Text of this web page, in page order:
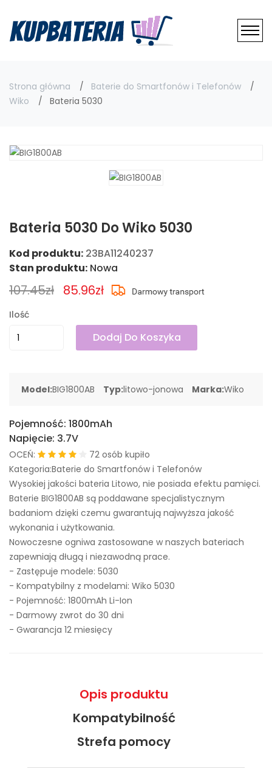
Strona główna
Baterie do Smartfonów i Telefonów
Wiko
Bateria 5030
Bateria 5030 Do Wiko 5030
Kod produktu: 23BA11240237
Stan produktu: Nowa
107.45zł 85.96zł
Ilość
Dodaj Do Koszyka
Model:BIG1800AB Typ:litowo-jonowa Marka:Wiko
Pojemność: 1800mAh
Napięcie: 3.7V
OCEŃ:
72 osób kupiło
Kategoria:Baterie do Smartfonów i Telefonów
Wysokiej jakości bateria Litowo, nie posiada efektu pamięci.
Baterie BIG1800AB są poddawane specjalistycznym
badaniom dzięki czemu gwarantują najwyższa jakość
wykonania i użytkowania.
Nowoczesne ogniwa zastosowane w naszych bateriach
zapewniają długą i niezawodną prace.
- Zastępuje modele: 5030
- Kompatybilny z modelami: Wiko 5030
- Pojemność: 1800mAh Li-Ion
- Darmowy zwrot do 30 dni
- Gwarancja 12 miesięcy
Opis produktu
Kompatybilność
Strefa pomocy